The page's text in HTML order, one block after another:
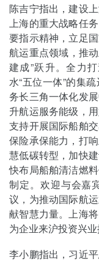
陈吉宁指出，建设
上海的重大战略任
要指示精神，立足
航运重点领域，推
建成”跃升。全力
水“五位一体”的集
务长三角一体化发
升航运服务能级，
支持开展国际船舶
保险承保能力，打
慧低碳转型，加快
快布局船舶清洁燃
制定。欢迎与会嘉
议，为推动国际航
献智慧力量。上海
为企业来沪投资兴业
李小鹏指出，习近